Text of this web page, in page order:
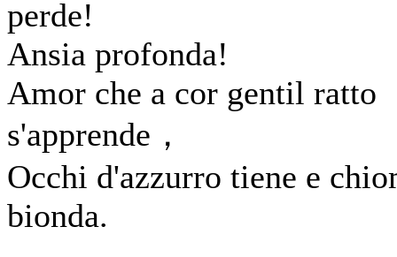
perde!
Ansia profonda!
Amor che a cor gentil ratto
s'apprende，
Occhi d'azzurro tiene e
bionda.